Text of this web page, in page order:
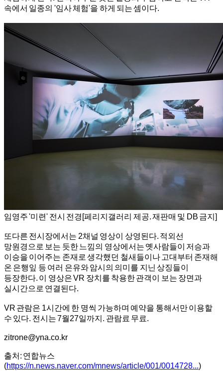
속에서 일종의 '임사 체험'을 하게 되는 셈이다.
임영주 '미련' 전시 전경[페리지갤러리 제공. 재판매 및 DB 금지]
또다른 전시장에서는 2채널 영상이 상영된다. 적외선
망원경으로 보는 듯한 느낌의 영상에서는 옛사람들이 저승과
이승을 이어주는 존재로 생각했던 철새들이나 고대부터 존재해
온 은행잎 등 여러 은유와 암시의 의미를 지닌 상징들이
등장한다. 이 영상은 VR 장치를 착용한 관객이 보는 장면과
실시간으로 연결된다.
VR 관람은 1시간에 한 명씩 가능하며 예약을 통해서만 이용할
수 있다. 전시는 7월27일까지. 관람료 무료.
zitrone@yna.co.kr
출처: 연합뉴스
(https://n.news.naver.com/mnews/article/001/0014728...)